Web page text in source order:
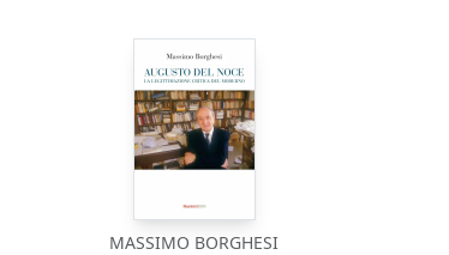
MASSIMO BORGHESI